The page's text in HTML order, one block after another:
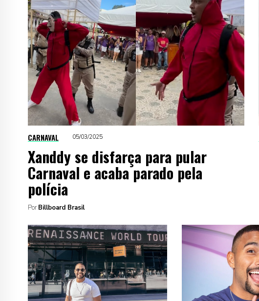
CARNAVAL 05/03/2025
Xanddy se disfarça para pular
Carnaval e acaba parado pela
polícia
Por Billboard Brasil